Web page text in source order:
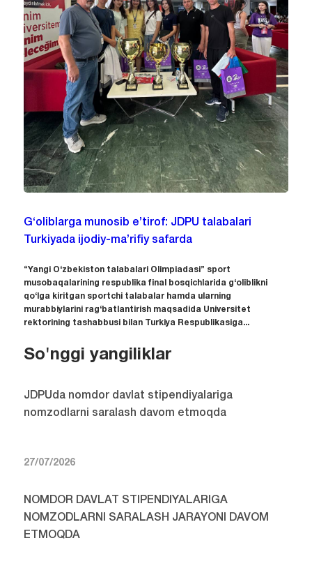
G‘oliblarga munosib e’tirof: JDPU talabalari
Turkiyada ijodiy-ma’rifiy safarda
“Yangi O‘zbekiston talabalari Olimpiadasi” sport
musobaqalarining respublika final bosqichlarida g‘oliblikni
qo‘lga kiritgan sportchi talabalar hamda ularning
murabbiylarini rag‘batlantirish maqsadida Universitet
rektorining tashabbusi bilan Turkiya Respublikasiga...
So'nggi yangiliklar
JDPUda nomdor davlat stipendiyalariga
nomzodlarni saralash davom etmoqda
27/07/2026
NOMDOR DAVLAT STIPENDIYALARIGA
NOMZODLARNI SARALASH JARAYONI DAVOM
ETMOQDA